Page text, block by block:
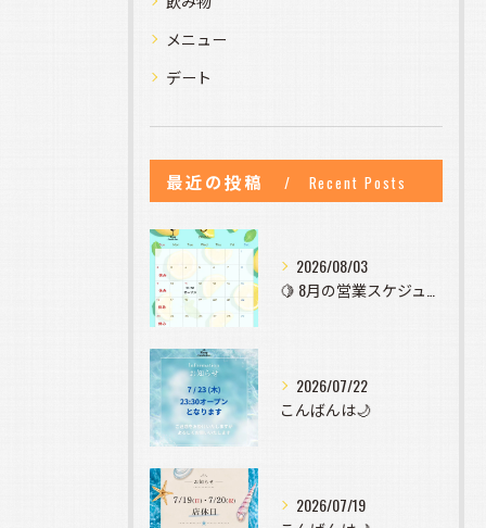
メニュー
デート
最近の投稿 Recent Posts
2026/08/03
2026/07/22
こんばんは🌙
2026/07/19